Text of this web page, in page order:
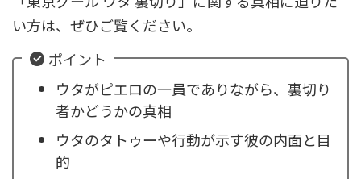
い方は、ぜひご覧ください。
ポイント
ウタがピエロの一員でありながら、裏切り
者かどうかの真相
ウタのタトゥーや行動が示す彼の内面と目
的